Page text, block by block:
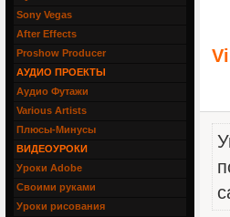
Sony Vegas
After Effects
Proshow Producer
АУДИО ПРОЕКТЫ
Аудио Футажи
Various Artists
Плюсы-Минусы
ВИДЕОУРОКИ
Уроки Adobe
Своими руками
Уроки рисования